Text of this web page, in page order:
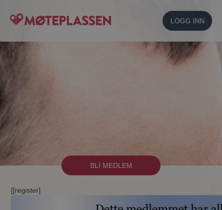
LOGG INN
BLI MEDLEM
[[register]